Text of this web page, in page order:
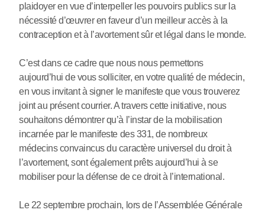
plaidoyer en vue d’interpeller les pouvoirs publics sur la
nécessité d’œuvrer en faveur d’un meilleur accès à la
contraception et à l’avortement sûr et légal dans le monde.
C’est dans ce cadre que nous nous permettons
aujourd’hui de vous solliciter, en votre qualité de médecin,
en vous invitant à signer le manifeste que vous trouverez
joint au présent courrier. A travers cette initiative, nous
souhaitons démontrer qu’à l’instar de la mobilisation
incarnée par le manifeste des 331, de nombreux
médecins convaincus du caractère universel du droit à
l’avortement, sont également prêts aujourd’hui à se
mobiliser pour la défense de ce droit à l’international.
Le 22 septembre prochain, lors de l’Assemblée Générale